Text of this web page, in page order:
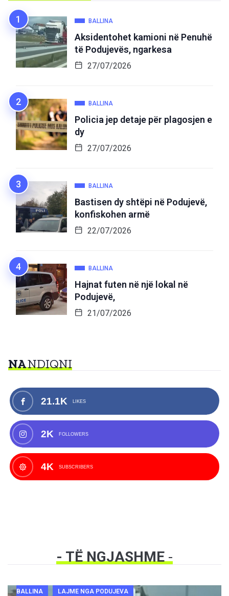
BALLINA
Aksidentohet kamioni në Penuhë
të Podujevës, ngarkesa
27/07/2026
BALLINA
Policia jep detaje për plagosjen e
dy
27/07/2026
BALLINA
Bastisen dy shtëpi në Podujevë,
konfiskohen armë
22/07/2026
BALLINA
Hajnat futen në një lokal në
Podujevë,
21/07/2026
NANDIQNI
21.1K LIKES
2K FOLLOWERS
4K SUBSCRIBERS
- TË NGJASHME-
BALLINA LAJME NGA PODUJEVA